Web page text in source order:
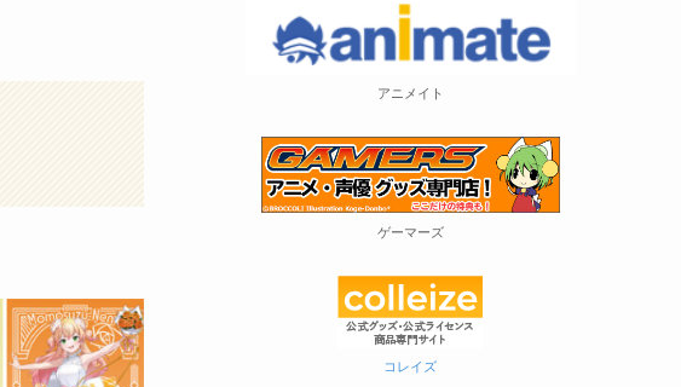
アニメイト
ゲーマーズ
コレイズ